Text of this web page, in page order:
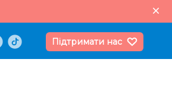
Підтримати нас